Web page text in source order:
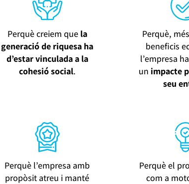
Perquè creiem quela
generació de riquesa ha
d’estar vinculada a la
cohesió social.
Perquè,
beneficis
l’empresa
un impacte
seu
Perquè l’empresa amb
propòsit atreu i manté
Perquè el
com a